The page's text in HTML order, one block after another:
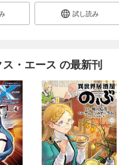
試し読み
・エース の最新刊